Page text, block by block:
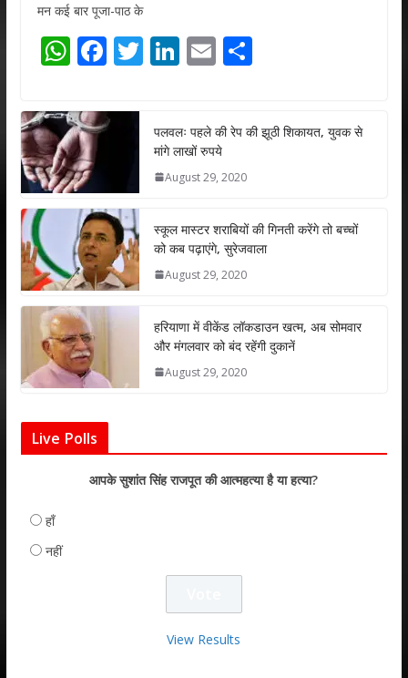
मन कई बार पूजा-पाठ के
W
at
s
A
p
p
F
e
b
o
k
T
er
Li
e
dI
n
E
l
S
e
पलवलः पहले की रेप की झूठी शिकायत, युवक से
मांगे लाखों रुपये
August 29, 2020
स्कूल मास्टर शराबियों की गिनती करेंगे तो बच्चों
को कब पढ़ाएंगे, सुरेजवाला
August 29, 2020
हरियाणा में वीकेंड लॉकडाउन खत्म, अब सोमवार
और मंगलवार को बंद रहेंगी दुकानें
August 29, 2020
Live Polls
आपके सुशांत सिंह राजपूत की आत्महत्या है या हत्या?
हाँ
नहीं
View Results